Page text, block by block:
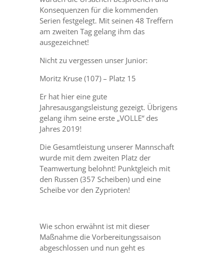
Konsequenzen für die kommenden
Serien festgelegt. Mit seinen 48 Treffern
am zweiten Tag gelang ihm das
ausgezeichnet!
Nicht zu vergessen unser Junior:
Moritz Kruse (107) – Platz 15
Er hat hier eine gute
Jahresausgangsleistung gezeigt. Übrigens
gelang ihm seine erste „VOLLE“ des
Jahres 2019!
Die Gesamtleistung unserer Mannschaft
wurde mit dem zweiten Platz der
Teamwertung belohnt! Punktgleich mit
den Russen (357 Scheiben) und eine
Scheibe vor den Zyprioten!
Wie schon erwähnt ist mit dieser
Maßnahme die Vorbereitungssaison
abgeschlossen und nun geht es